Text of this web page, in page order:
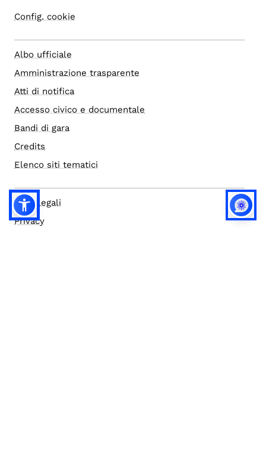
Config. cookie
Albo ufficiale
Amministrazione trasparente
Atti di notifica
Accesso civico e documentale
Bandi di gara
Credits
Elenco siti tematici
Note legali
Privacy